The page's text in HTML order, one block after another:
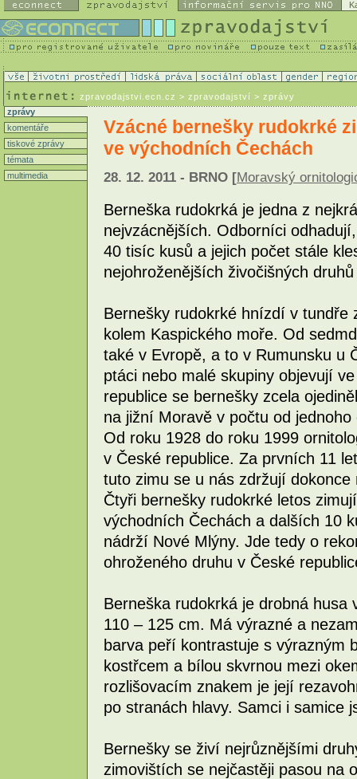
zpravodajstvi.ecn.cz > zpravodajství > zprávy
zprávy
komentáře
tiskové zprávy
témata
multimedia
Vzácné bernešky rudokrké
ve východních Čechách
28. 12. 2011 - BRNO [Moravský
Berneška rudokrká je jedna z
nejvzácnějších. Odborníci
40 tisíc kusů a jejich počet stále
nejohroženějších živočišných
Bernešky rudokrké hnízdí v
kolem Kaspického moře. Od
také v Evropě, a to v Rumunsku u
ptáci nebo malé skupiny objevují
republice se bernešky zcela
na jižní Moravě v počtu od
Od roku 1928 do roku 1999
v České republice. Za prvních 11
tuto zimu se u nás zdržují
Čtyři bernešky rudokrké letos
východních Čechách a dalších 10
nádrží Nové Mlýny. Jde tedy o
ohroženého druhu v České
Berneška rudokrká je drobná
110 – 125 cm. Má výrazné a
barva peří kontrastuje s výrazným
kostřcem a bílou skvrnou mezi
rozlišovacím znakem je její
po stranách hlavy. Samci i samice
Bernešky se živí nejrůznějšími
zimovištích se nejčastěji pasou na